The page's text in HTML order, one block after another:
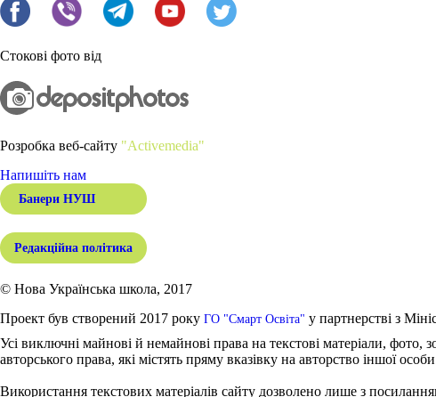
Стокові фото від
Розробка веб-сайту "Activemedia"
Напишіть нам
Банери НУШ
Редакційна політика
© Нова Українська школа, 2017
Проект був створений 2017 року ГО "Смарт Освіта" у партнерстві з
Усі виключні майнові й немайнові права на текстові матеріали, фото,
авторського права, які містять пряму вказівку на авторство іншої
Використання текстових матеріалів сайту дозволено лише з